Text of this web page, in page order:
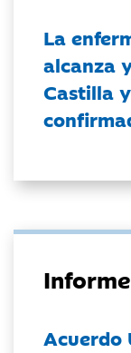
La
alcanza
Castilla
Acuerdo